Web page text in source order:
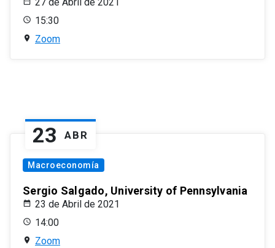
15:30
Zoom
23 ABR
Macroeconomía
Sergio Salgado, University of Pennsylvania
23 de Abril de 2021
14:00
Zoom